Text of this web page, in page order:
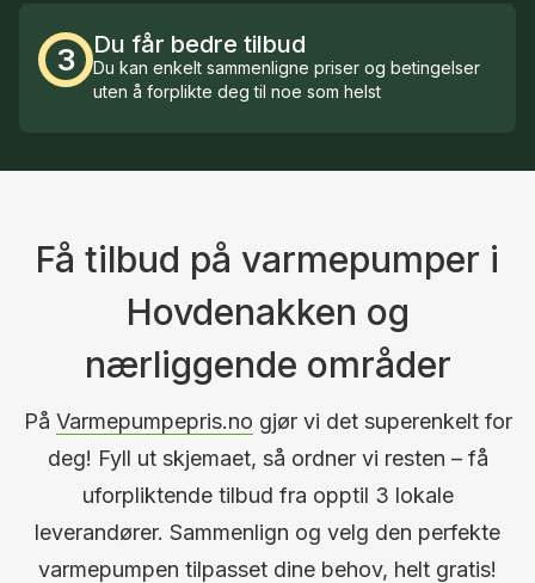
3 Du får bedre tilbud
Du kan enkelt sammenligne priser og betingelser
uten å forplikte deg til noe som helst
Få tilbud på varmepumper i
Hovdenakken og
nærliggende områder
På Varmepumpepris.no gjør vi det superenkelt for
deg! Fyll ut skjemaet, så ordner vi resten – få
uforpliktende tilbud fra opptil 3 lokale
leverandører. Sammenlign og velg den perfekte
varmepumpen tilpasset dine behov, helt gratis!